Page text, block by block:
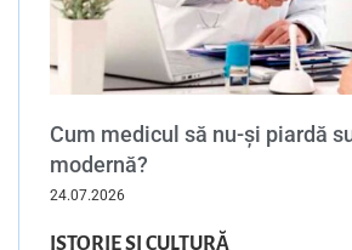
Cum medicul să nu-și piardă
modernă?
24.07.2026
ISTORIE ȘI CULTURĂ